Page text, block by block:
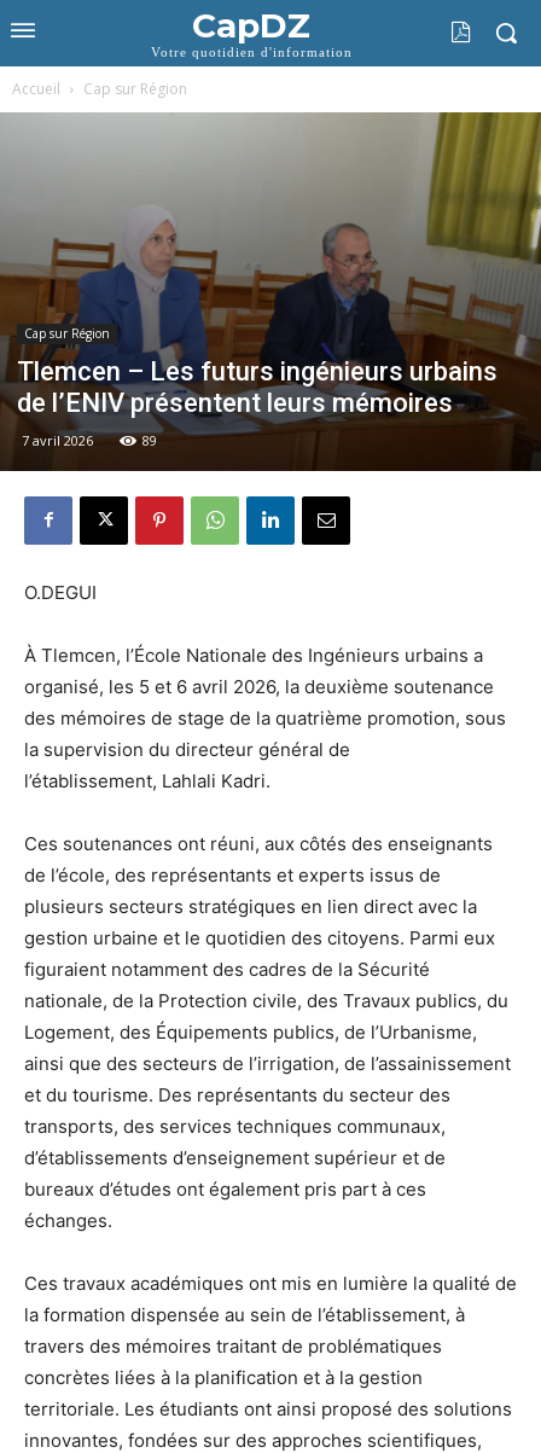
CapDZ
Votre quotidien d'information
Accueil Cap sur Région
Cap sur Région
Tlemcen – Les futurs ingénieurs urbains
de l’ENIV présentent leurs mémoires
7 avril 2026 89
O.DEGUI
À Tlemcen, l’École Nationale des Ingénieurs urbains a
organisé, les 5 et 6 avril 2026, la deuxième soutenance
des mémoires de stage de la quatrième promotion, sous
la supervision du directeur général de
l’établissement, Lahlali Kadri.
Ces soutenances ont réuni, aux côtés des enseignants
de l’école, des représentants et experts issus de
plusieurs secteurs stratégiques en lien direct avec la
gestion urbaine et le quotidien des citoyens. Parmi eux
figuraient notamment des cadres de la Sécurité
nationale, de la Protection civile, des Travaux publics, du
Logement, des Équipements publics, de l’Urbanisme,
ainsi que des secteurs de l’irrigation, de l’assainissement
et du tourisme. Des représentants du secteur des
transports, des services techniques communaux,
d’établissements d’enseignement supérieur et de
bureaux d’études ont également pris part à ces
échanges.
Ces travaux académiques ont mis en lumière la qualité de
la formation dispensée au sein de l’établissement, à
travers des mémoires traitant de problématiques
concrètes liées à la planification et à la gestion
territoriale. Les étudiants ont ainsi proposé des solutions
innovantes, fondées sur des approches scientifiques,